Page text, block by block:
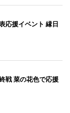
応援イベント 縁日
戦 菜の花色で応援